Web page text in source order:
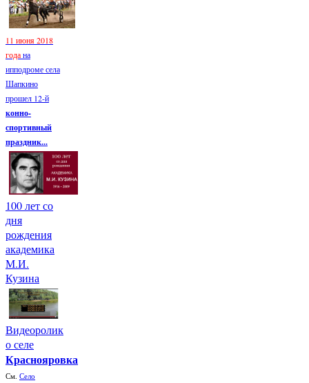
11 июня 2018
годана
ипподроме села
Шапкино
прошел 12-й
конно-
спортивный
праздник...
100 лет со
дня
рождения
академика
М.И.
Кузина
Видеоролик
о селе
Краснояровка
См. Село